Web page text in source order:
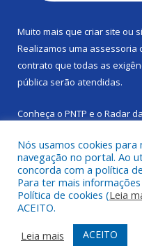
Muito mais que criar site ou
Realizamos uma assessoria
contrato que todas as
pública serão atendidas.
Conheça o PNTP e o Radar
Todos os direitos
Mapa do Site
Acessar
Nós usamos cookies
navegação no portal. Ao
concorda com a política
Para ter mais
Política de cookies (Leia
ACEITO.
Leia mais
ACEITO